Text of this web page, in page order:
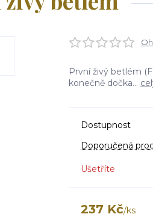
První živý betlém
konečně dočka...
Dostupnost
Doporučená
Ušetříte
237 Kč/ks